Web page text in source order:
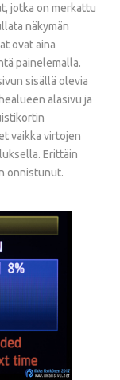
jotka on merkattu
näkymän
ovat aina
painelemalla.
sisällä olevia
alasivu ja
vaikka virtojen
Erittäin
onnistunut.